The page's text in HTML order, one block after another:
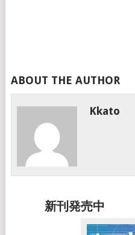
ABOUT THE AUTHOR
Kkato
新刊発売中